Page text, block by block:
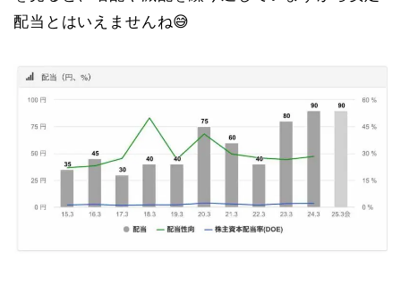
配当とはいえませんね😅